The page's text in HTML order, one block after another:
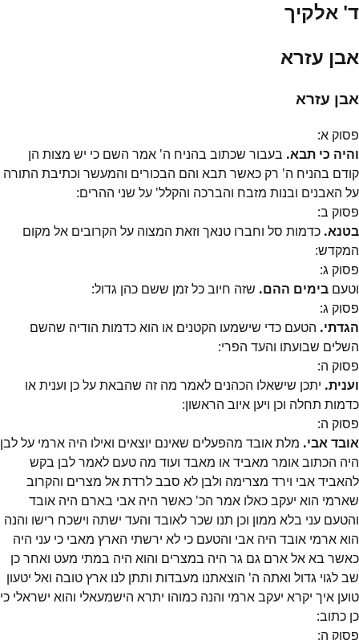
ד' אלקיך
אבן עזרא
אבן עזרא
פסוק א:
והיה כי תבא. בעבור שכתוב בהניח ה' אמר השם כי יש מצות הן
קודם בהניח ה' רק כאשר תבא והם הבכורים והמעשר וכתיבת התורה
על האבנים ובנות מזבח והברכה והקלל' על שני ההרים:
פסוק ב:
בטנא. כדמות סל וחברו טנאך וזאת המצוה על הקרובים אל מקום
המקדש:
פסוק ג:
וטעם בימים ההם. שזה חיוב כל זמן ששם כהן גדול:
פסוק ג:
הגדתי. הטעם כדי שישמעו הקטנים או הוא כדמות הודיה שהשם
השלים שבועתו והעד הפרי:
פסוק ה:
וענית. יתכן שישאלו הכהנים לאמר מה זה שהבאת על כן וענית או
כדמות תחלה וכן ויען איוב הראשון:
פסוק ה:
אובד אבי. מלת אובד מהפעלים שאינם יוצאים ואילו היה ארמי על לבן
היה הכתוב אומר מאביד או מאבד ועוד מה טעם לאמר לבן בקש
להאביד אבי וירד מצרימה ולבן לא סבב לרדת אל מצרים והקרוב
שארמי הוא יעקב כאלו אמר הכ' כאשר היה אבי בארם היה אובד
והטעם עני בלא ממון וכן תנו שכר לאובד והעד ישתה וישכח רישו והנה
הוא ארמי אובד היה אבי והטעם כי לא ירשתי הארץ מאבי כי עני היה
כאשר בא אל ארם גם גר היה במצרים והוא היה במתי מעט ואחר כן
שב לגוי גדול ואתה ה' הוצאתנו מעבדות ותתן לנו ארץ טובה ואל יטעון
טוען איך יקרא יעקב ארמי והנה כמוהו יתרא הישמעאלי והוא ישראלי כי
כן כתוב:
פסוק ה: